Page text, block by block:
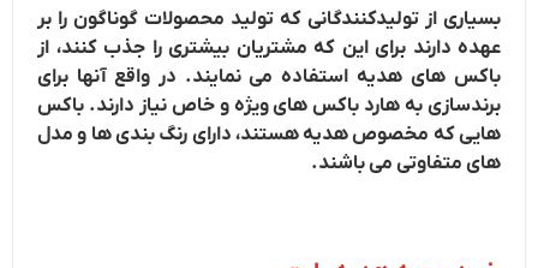
بسیاری از تولیدکنندگانی که تولید محصولات گوناگون را بر
عهده دارند برای این که مشتریان بیشتری را جذب کنند، از
باکس های هدیه استفاده می نمایند. در واقع آنها برای
برندسازی به هارد باکس های ویژه و خاص نیاز دارند. باکس
هایی که مخصوص هدیه هستند، دارای رنگ بندی ها و مدل
های متفاوتی می باشند.